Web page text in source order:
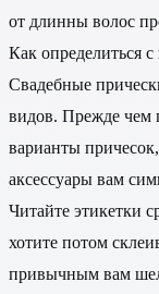
от длинны волос
Как определиться
Свадебные
видов. Прежде чем
варианты
аксессуары вам
Читайте этикетки
хотите потом
привычным вам